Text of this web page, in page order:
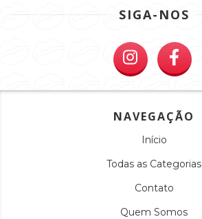
SIGA-NOS
NAVEGAÇÃO
Início
Todas as Categorias
Contato
Quem Somos